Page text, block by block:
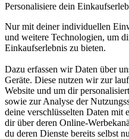
Personalisiere dein
Nur mit deiner individuellen
und weitere Technologien, um
Einkaufserlebnis zu bieten.
Dazu erfassen wir Daten über
Geräte. Diese nutzen wir zur
Website und um dir
sowie zur Analyse der
deine verschlüsselten Daten mit
dir über deren Online-
du deren Dienste bereits selbst